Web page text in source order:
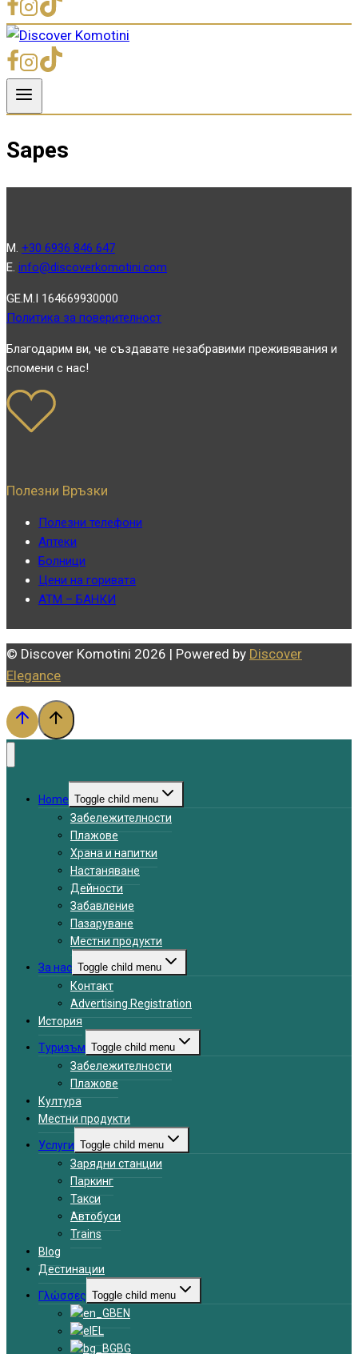
Sapes
Μ. +30 6936 846 647
Ε. info@discoverkomotini.com
GE.M.I 164669930000
Политика за поверителност
Благодарим ви, че създавате незабравими преживявания и
спомени с нас!
Полезни Връзки
Полезни телефони
Аптеки
Болници
Цени на горивата
ATM – БАНКИ
© Discover Komotini 2026 | Powered by Discover
Elegance
Home Toggle child menu
Забележителности
Плажове
Храна и напитки
Настаняване
Дейности
Забавление
Пазаруване
Местни продукти
За нас Toggle child menu
Контакт
Advertising Registration
История
Туризъм Toggle child menu
Забележителности
Плажове
Култура
Местни продукти
Услуги Toggle child menu
Зарядни станции
Паркинг
Такси
Автобуси
Trains
Blog
Дестинации
Γλώσσες Toggle child menu
EN
EL
BG